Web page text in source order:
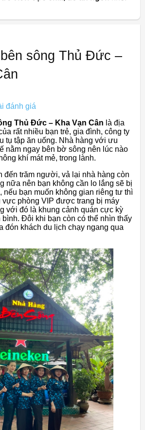
sông Thủ Đức –
đánh giá
Thủ Đức – Kha Vạn Cân là địa
rất nhiều bạn trẻ, gia đình, công ty
tụ tập ăn uống. Nhà hàng với ưu
nằm ngay bên bờ sông nên lúc nào
khí mát mẻ, trong lành.
đến trăm người, vả lại nhà hàng còn
nữa nên bạn không cần lo lắng sẽ bị
nếu bạn muốn không gian riêng tư thì
vực phòng VIP được trang bị máy
với đó là khung cảnh quán cực kỳ
bình. Đôi khi bạn còn có thể nhìn thấy
đón khách du lịch chạy ngang qua